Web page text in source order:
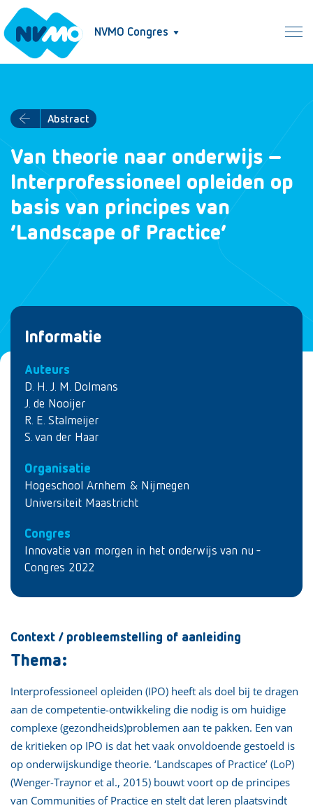
NVMO Congres
Abstract
Van theorie naar onderwijs –
Interprofessioneel opleiden op
basis van principes van
‘Landscape of Practice’
Informatie
Auteurs
D. H. J. M. Dolmans
J. de Nooijer
R. E. Stalmeijer
S. van der Haar
Organisatie
Hogeschool Arnhem & Nijmegen
Universiteit Maastricht
Congres
Innovatie van morgen in het onderwijs van nu -
Congres 2022
Context / probleemstelling of aanleiding
Thema:
Interprofessioneel opleiden (IPO) heeft als doel bij te dragen
aan de competentie-ontwikkeling die nodig is om huidige
complexe (gezondheids)problemen aan te pakken. Een van
de kritieken op IPO is dat het vaak onvoldoende gestoeld is
op onderwijskundige theorie. ‘Landscapes of Practice’ (LoP)
(Wenger-Traynor et al., 2015) bouwt voort op de principes
van Communities of Practice en stelt dat leren plaatsvindt